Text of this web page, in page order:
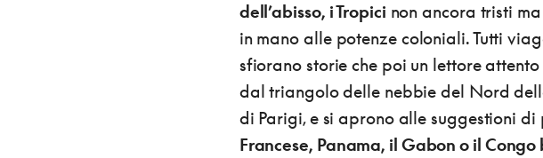
dell’abisso, i Tropici non ancora tristi
in mano alle potenze coloniali. Tutti
sfiorano storie che poi un lettore
dal triangolo delle nebbie del Nord
di Parigi, e si aprono alle suggestioni di
Francese, Panama, il Gabon o il Congo